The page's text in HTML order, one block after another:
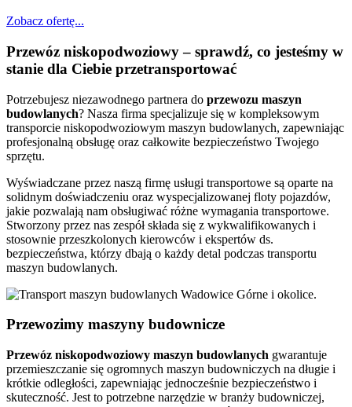
Zobacz ofertę...
Przewóz niskopodwoziowy – sprawdź, co jesteśmy w
stanie dla Ciebie przetransportować
Potrzebujesz niezawodnego partnera do przewozu maszyn
budowlanych? Nasza firma specjalizuje się w kompleksowym
transporcie niskopodwoziowym maszyn budowlanych, zapewniając
profesjonalną obsługę oraz całkowite bezpieczeństwo Twojego
sprzętu.
Wyświadczane przez naszą firmę usługi transportowe są oparte na
solidnym doświadczeniu oraz wyspecjalizowanej floty pojazdów,
jakie pozwalają nam obsługiwać różne wymagania transportowe.
Stworzony przez nas zespół składa się z wykwalifikowanych i
stosownie przeszkolonych kierowców i ekspertów ds.
bezpieczeństwa, którzy dbają o każdy detal podczas transportu
maszyn budowlanych.
Przewozimy maszyny budownicze
Przewóz niskopodwoziowy maszyn budowlanych gwarantuje
przemieszczanie się ogromnych maszyn budowniczych na długie i
krótkie odległości, zapewniając jednocześnie bezpieczeństwo i
skuteczność. Jest to potrzebne narzędzie w branży budowniczej,